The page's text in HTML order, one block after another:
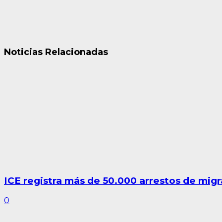
Noticias Relacionadas
ICE registra más de 50.000 arrestos de
0